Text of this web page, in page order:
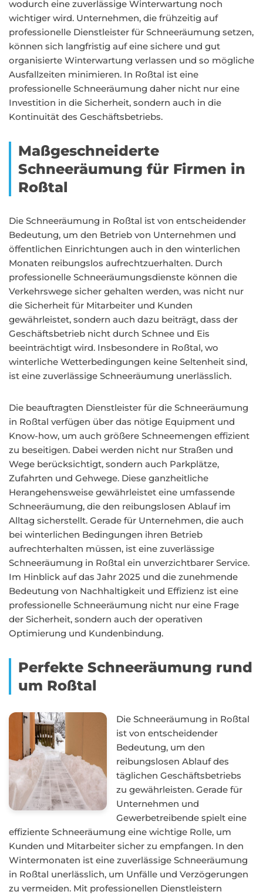
wodurch eine zuverlässige Winterwartung noch
wichtiger wird. Unternehmen, die frühzeitig auf
professionelle Dienstleister für Schneeräumung setzen,
können sich langfristig auf eine sichere und gut
organisierte Winterwartung verlassen und so mögliche
Ausfallzeiten minimieren. In Roßtal ist eine
professionelle Schneeräumung daher nicht nur eine
Investition in die Sicherheit, sondern auch in die
Kontinuität des Geschäftsbetriebs.
Maßgeschneiderte
Schneeräumung für Firmen in
Roßtal
Die Schneeräumung in Roßtal ist von entscheidender
Bedeutung, um den Betrieb von Unternehmen und
öffentlichen Einrichtungen auch in den winterlichen
Monaten reibungslos aufrechtzuerhalten. Durch
professionelle Schneeräumungsdienste können die
Verkehrswege sicher gehalten werden, was nicht nur
die Sicherheit für Mitarbeiter und Kunden
gewährleistet, sondern auch dazu beiträgt, dass der
Geschäftsbetrieb nicht durch Schnee und Eis
beeinträchtigt wird. Insbesondere in Roßtal, wo
winterliche Wetterbedingungen keine Seltenheit sind,
ist eine zuverlässige Schneeräumung unerlässlich.
Die beauftragten Dienstleister für die Schneeräumung
in Roßtal verfügen über das nötige Equipment und
Know-how, um auch größere Schneemengen effizient
zu beseitigen. Dabei werden nicht nur Straßen und
Wege berücksichtigt, sondern auch Parkplätze,
Zufahrten und Gehwege. Diese ganzheitliche
Herangehensweise gewährleistet eine umfassende
Schneeräumung, die den reibungslosen Ablauf im
Alltag sicherstellt. Gerade für Unternehmen, die auch
bei winterlichen Bedingungen ihren Betrieb
aufrechterhalten müssen, ist eine zuverlässige
Schneeräumung in Roßtal ein unverzichtbarer Service.
Im Hinblick auf das Jahr 2025 und die zunehmende
Bedeutung von Nachhaltigkeit und Effizienz ist eine
professionelle Schneeräumung nicht nur eine Frage
der Sicherheit, sondern auch der operativen
Optimierung und Kundenbindung.
Perfekte Schneeräumung rund
um Roßtal
Die Schneeräumung in Roßtal
ist von entscheidender
Bedeutung, um den
reibungslosen Ablauf des
täglichen Geschäftsbetriebs
zu gewährleisten. Gerade für
Unternehmen und
Gewerbetreibende spielt eine
effiziente Schneeräumung eine wichtige Rolle, um
Kunden und Mitarbeiter sicher zu empfangen. In den
Wintermonaten ist eine zuverlässige Schneeräumung
in Roßtal unerlässlich, um Unfälle und Verzögerungen
zu vermeiden. Mit professionellen Dienstleistern